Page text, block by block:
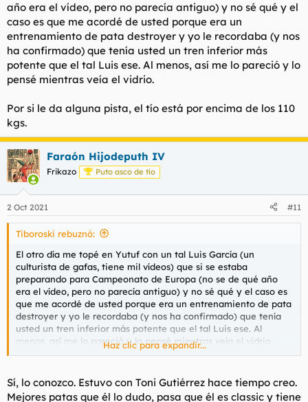
año era el vídeo, pero no parecía antiguo) y no sé qué y el
caso es que me acordé de usted porque era un
entrenamiento de pata destroyer y yo le recordaba (y nos
ha confirmado) que tenía usted un tren inferior más
potente que el tal Luis ese. Al menos, así me lo pareció y lo
pensé mientras veía el vidrio.
Por si le da alguna pista, el tío está por encima de los 110
kgs.
Faraón Hijodeputh IV
Frikazo Puto asco de tío
2 Oct 2021 #11
Tiboroski rebuznó:
El otro día me topé en Yutuf con un tal Luis García (un
culturista de gafas, tiene mil vídeos) que si se estaba
preparando para Campeonato de Europa (no se de qué año
era el vídeo, pero no parecía antiguo) y no sé qué y el caso es
que me acordé de usted porque era un entrenamiento de pata
destroyer y yo le recordaba (y nos ha confirmado) que tenía
usted un tren inferior más potente que el tal Luis ese. Al
menos, así me lo pareció y lo pensé mientras veía el vidrio.
Haz clic para expandir...
Sí, lo conozco. Estuvo con Toni Gutiérrez hace tiempo creo.
Mejores patas que él lo dudo, pasa que él es classic y tiene